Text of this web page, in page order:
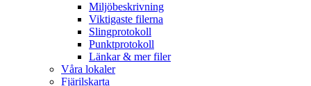
Miljöbeskrivning
Viktigaste filerna
Slingprotokoll
Punktprotokoll
Länkar & mer filer
Våra lokaler
Fjärilskarta